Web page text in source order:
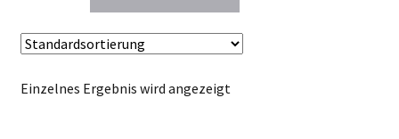
Einzelnes Ergebnis wird angezeigt